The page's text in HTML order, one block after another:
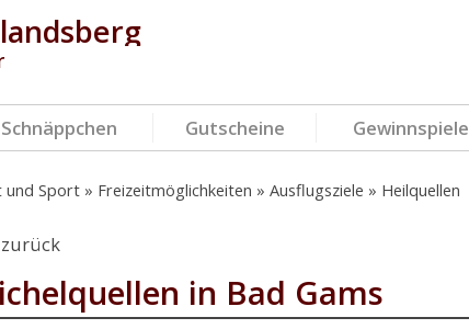
Schnäppchen Gutscheine Gewinnspiele
und Sport Freizeitmöglichkeiten Ausflugsziele Heilquellen
zurück
in Bad Gams